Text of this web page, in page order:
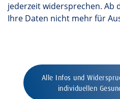
jederzeit widersprechen. Ab
Ihre Daten nicht mehr für
Alle Infos und
individuellen